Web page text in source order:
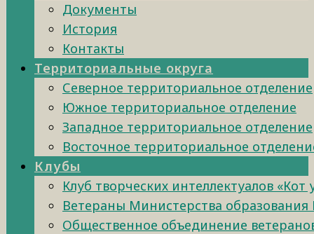
Документы
История
Контакты
Территориальные округа
Северное территориальное отделение
Южное территориальное отделение
Западное территориальное отделение
Восточное территориальное
Клубы
Клуб творческих интеллектуалов «Кот
Ветераны Министерства образования
Общественное объединение